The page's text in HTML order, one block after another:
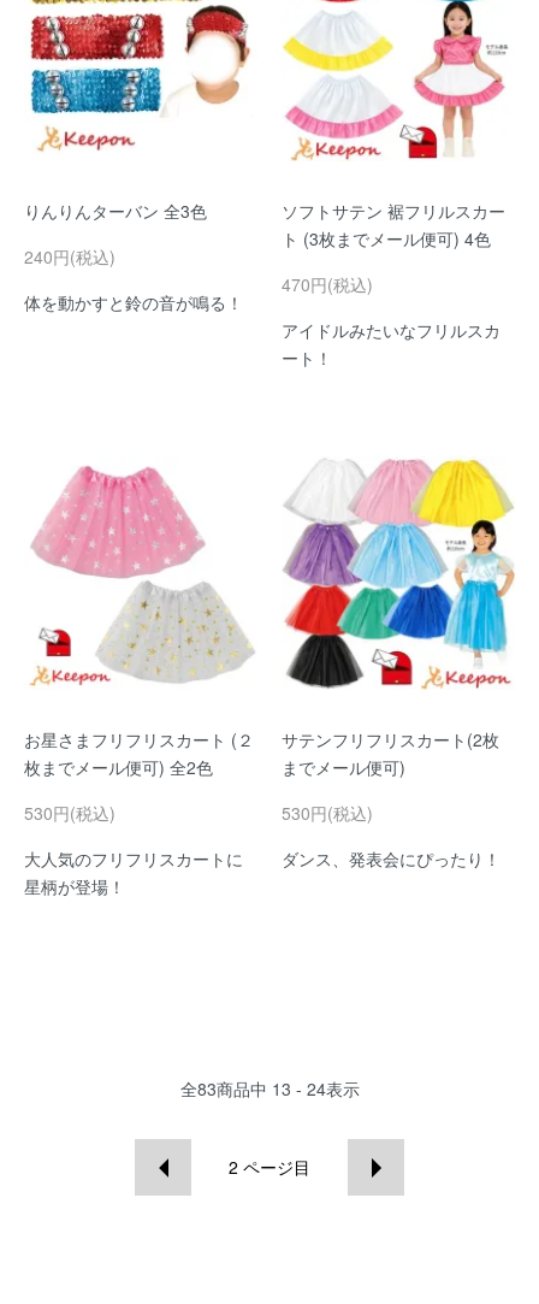
りんりんターバン 全3色
240円(税込)
体を動かすと鈴の音が鳴る！
ソフトサテン 裾フリルスカー
ト (3枚までメール便可) 4色
470円(税込)
アイドルみたいなフリルスカ
ート！
お星さまフリフリスカート (２
枚までメール便可) 全2色
530円(税込)
大人気のフリフリスカートに
星柄が登場！
サテンフリフリスカート(2枚
までメール便可)
530円(税込)
ダンス、発表会にぴったり！
全83商品中 13 - 24表示
2 ページ目